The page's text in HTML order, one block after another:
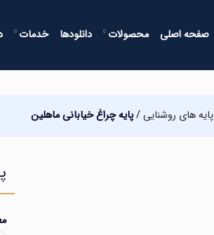
صفحه اصلی محصولات دانلودها خدمات
پایه های روشنایی/پایه چراغ خیابانی ماهلین